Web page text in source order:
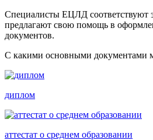
Специалисты ЕЦЛД соответствуют
предлагают свою помощь в
документов.
С какими основными документами
диплом
аттестат о среднем образовании